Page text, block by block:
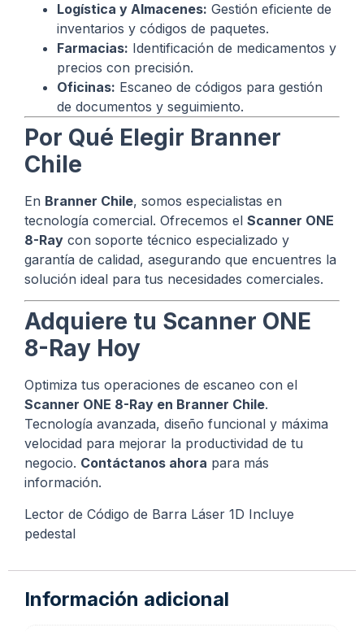
Logística y Almacenes: Gestión eficiente de
inventarios y códigos de paquetes.
Farmacias: Identificación de medicamentos y
precios con precisión.
Oficinas: Escaneo de códigos para gestión
de documentos y seguimiento.
Por Qué Elegir Branner
Chile
En Branner Chile, somos especialistas en
tecnología comercial. Ofrecemos el Scanner ONE
8-Ray con soporte técnico especializado y
garantía de calidad, asegurando que encuentres la
solución ideal para tus necesidades comerciales.
Adquiere tu Scanner ONE
8-Ray Hoy
Optimiza tus operaciones de escaneo con el
Scanner ONE 8-Ray en Branner Chile.
Tecnología avanzada, diseño funcional y máxima
velocidad para mejorar la productividad de tu
negocio. Contáctanos ahora para más
información.
Lector de Código de Barra Láser 1D Incluye
pedestal
Información adicional